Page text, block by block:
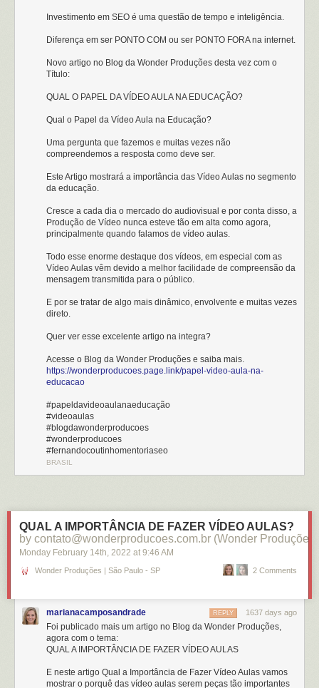
Investimento em SEO é uma questão de tempo e inteligência.
Diferença em ser PONTO COM ou ser PONTO FORA na internet.
Novo artigo no Blog da Wonder Produções desta vez com o
Título:
QUAL O PAPEL DA VÍDEO AULA NA EDUCAÇÃO?
Qual o Papel da Vídeo Aula na Educação?
Uma pergunta que fazemos e muitas vezes não
compreendemos a resposta como deve ser.
Este Artigo mostrará a importância das Vídeo Aulas no segmento
da educação.
Cresce a cada dia o mercado do audiovisual e por conta disso, a
Produção de Vídeo nunca esteve tão em alta como agora,
principalmente quando falamos de vídeo aulas.
Todo esse enorme destaque dos vídeos, em especial com as
Vídeo Aulas vêm devido a melhor facilidade de compreensão da
mensagem transmitida para o público.
E por se tratar de algo mais dinâmico, envolvente e muitas vezes
direto.
Quer ver esse excelente artigo na integra?
Acesse o Blog da Wonder Produções e saiba mais.
https://wonderproducoes.page.link/papel-video-aula-na-
educacao
#papeldavideoaulanaeducação
#videoaulas
#blogdawonderproducoes
#wonderproducoes
#fernandocoutinhomentoriaseo
BRASIL
QUAL A IMPORTÂNCIA DE FAZER VÍDEO AULAS?
by contato@wonderproducoes.com.br (Wonder Produções)
Monday February 14th, 2022 at 9:46 AM
Wonder Produções | São Paulo - SP 2 Comments
marianacamposandrade 1637 days ago
REPLY
Foi publicado mais um artigo no Blog da Wonder Produções,
agora com o tema:
QUAL A IMPORTÂNCIA DE FAZER VÍDEO AULAS
E neste artigo Qual a Importância de Fazer Vídeo Aulas vamos
mostrar o porquê das vídeo aulas serem peças tão importantes